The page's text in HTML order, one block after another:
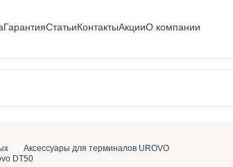
ГарантияСтатьиКонтактыАкцииО компании
Аксессуары для терминалов UROVO
DT50